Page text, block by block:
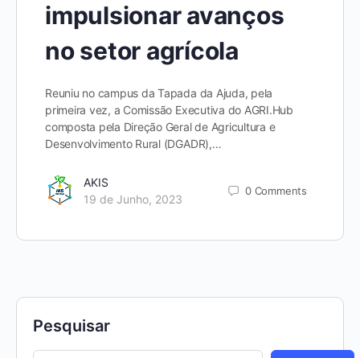
impulsionar avanços
no setor agrícola
Reuniu no campus da Tapada da Ajuda, pela
primeira vez, a Comissão Executiva do AGRI.Hub
composta pela Direção Geral de Agricultura e
Desenvolvimento Rural (DGADR),…
AKIS
19 de Junho, 2023
0 Comments
Pesquisar